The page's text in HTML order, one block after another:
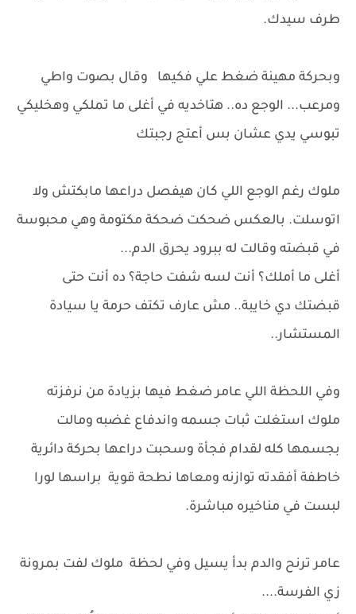
طرف سيدك.
وبحركة مهينة ضغط علي فكيها وقال بصوت واطي
ومرعب... الوجع ده.. هتاخديه في أغلى ما تملكي وهخليكي
تبوسي يدي عشان بس أعتج رجبتك
ملوك رغم الوجع اللي كان هيفصل دراعها مابكتش ولا
اتوسلت. بالعكس ضحكت ضحكة مكتومة وهي محبوسة
في قبضته وقالت له ببرود يحرق الدم...
أغلى ما أملك؟ أنت لسه شفت حاجة؟ ده أنت حتى
قبضتك دي خايبة.. مش عارف تكتف حرمة يا سيادة
المستشار..
وفي اللحظة اللي عامر ضغط فيها بزيادة من نرفزته
ملوك استغلت ثبات جسمه واندفاع غضبه ومالت
بجسمها كله لقدام فجأة وسحبت دراعها بحركة دائرية
خاطفة أفقدته توازنه ومعاها نطحة قوية براسها لورا
لبست في مناخيره مباشرة.
عامر ترنح والدم بدأ يسيل وفي لحظة ملوك لفت بمرونة
زي الفرسة....